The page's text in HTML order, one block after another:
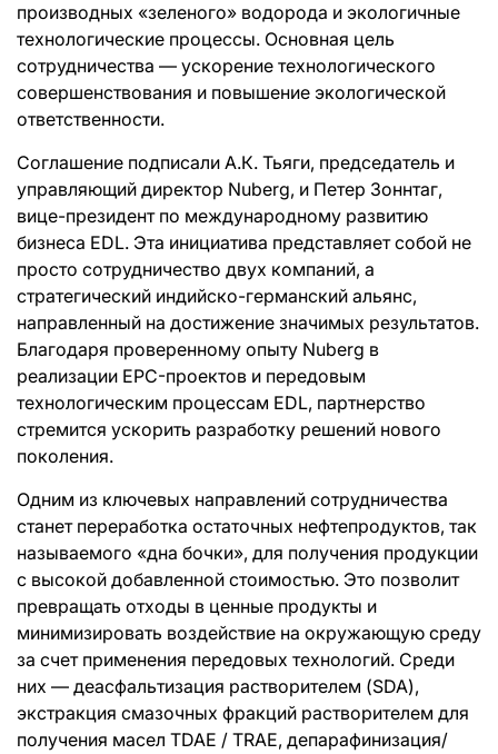
производных «зеленого» водорода и экологичные
технологические процессы. Основная цель
сотрудничества — ускорение технологического
совершенствования и повышение экологической
ответственности.
Соглашение подписали А.К. Тьяги, председатель и
управляющий директор Nuberg, и Петер Зоннтаг,
вице-президент по международному развитию
бизнеса EDL. Эта инициатива представляет собой не
просто сотрудничество двух компаний, а
стратегический индийско-германский альянс,
направленный на достижение значимых результатов.
Благодаря проверенному опыту Nuberg в
реализации EPC-проектов и передовым
технологическим процессам EDL, партнерство
стремится ускорить разработку решений нового
поколения.
Одним из ключевых направлений сотрудничества
станет переработка остаточных нефтепродуктов, так
называемого «дна бочки», для получения продукции
с высокой добавленной стоимостью. Это позволит
превращать отходы в ценные продукты и
минимизировать воздействие на окружающую среду
за счет применения передовых технологий. Среди
них — деасфальтизация растворителем (SDA),
экстракция смазочных фракций растворителем для
получения масел TDAE / TRAE, депарафинизация/